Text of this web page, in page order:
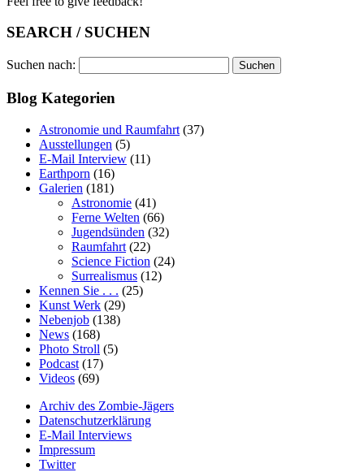
SEARCH / SUCHEN
Suchen nach:
Blog Kategorien
Astronomie und Raumfahrt (37)
Ausstellungen (5)
E-Mail Interview (11)
Earthporn (16)
Galerien (181)
Astronomie (41)
Ferne Welten (66)
Jugendsünden (32)
Raumfahrt (22)
Science Fiction (24)
Surrealismus (12)
Kennen Sie . . . (25)
Kunst Werk (29)
Nebenjob (138)
News (168)
Photo Stroll (5)
Podcast (17)
Videos (69)
Archiv des Zombie-Jägers
Datenschutzerklärung
E-Mail Interviews
Impressum
Twitter